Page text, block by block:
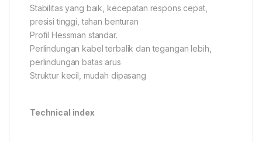
Stabilitas yang baik, kecepatan respons cepat,
presisi tinggi, tahan benturan
Profil Hessman standar.
Perlindungan kabel terbalik dan tegangan lebih,
perlindungan batas arus
Struktur kecil, mudah dipasang
Technical index